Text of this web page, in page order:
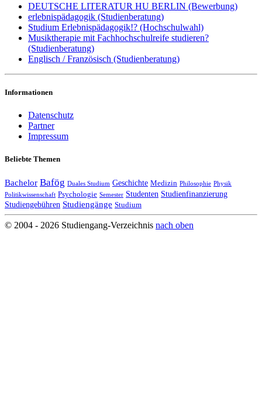
DEUTSCHE LITERATUR HU BERLIN (Bewerbung)
erlebnispädagogik (Studienberatung)
Studium Erlebnispädagogik!? (Hochschulwahl)
Musiktherapie mit Fachhochschulreife studieren?
(Studienberatung)
Englisch / Französisch (Studienberatung)
Informationen
Datenschutz
Partner
Impressum
Beliebte Themen
Bachelor Bafög Duales Studium Geschichte Medizin Philosophie Physik
Politikwissenschaft Psychologie Semester Studenten Studienfinanzierung
Studiengebühren Studiengänge Studium
© 2004 - 2026 Studiengang-Verzeichnis nach oben